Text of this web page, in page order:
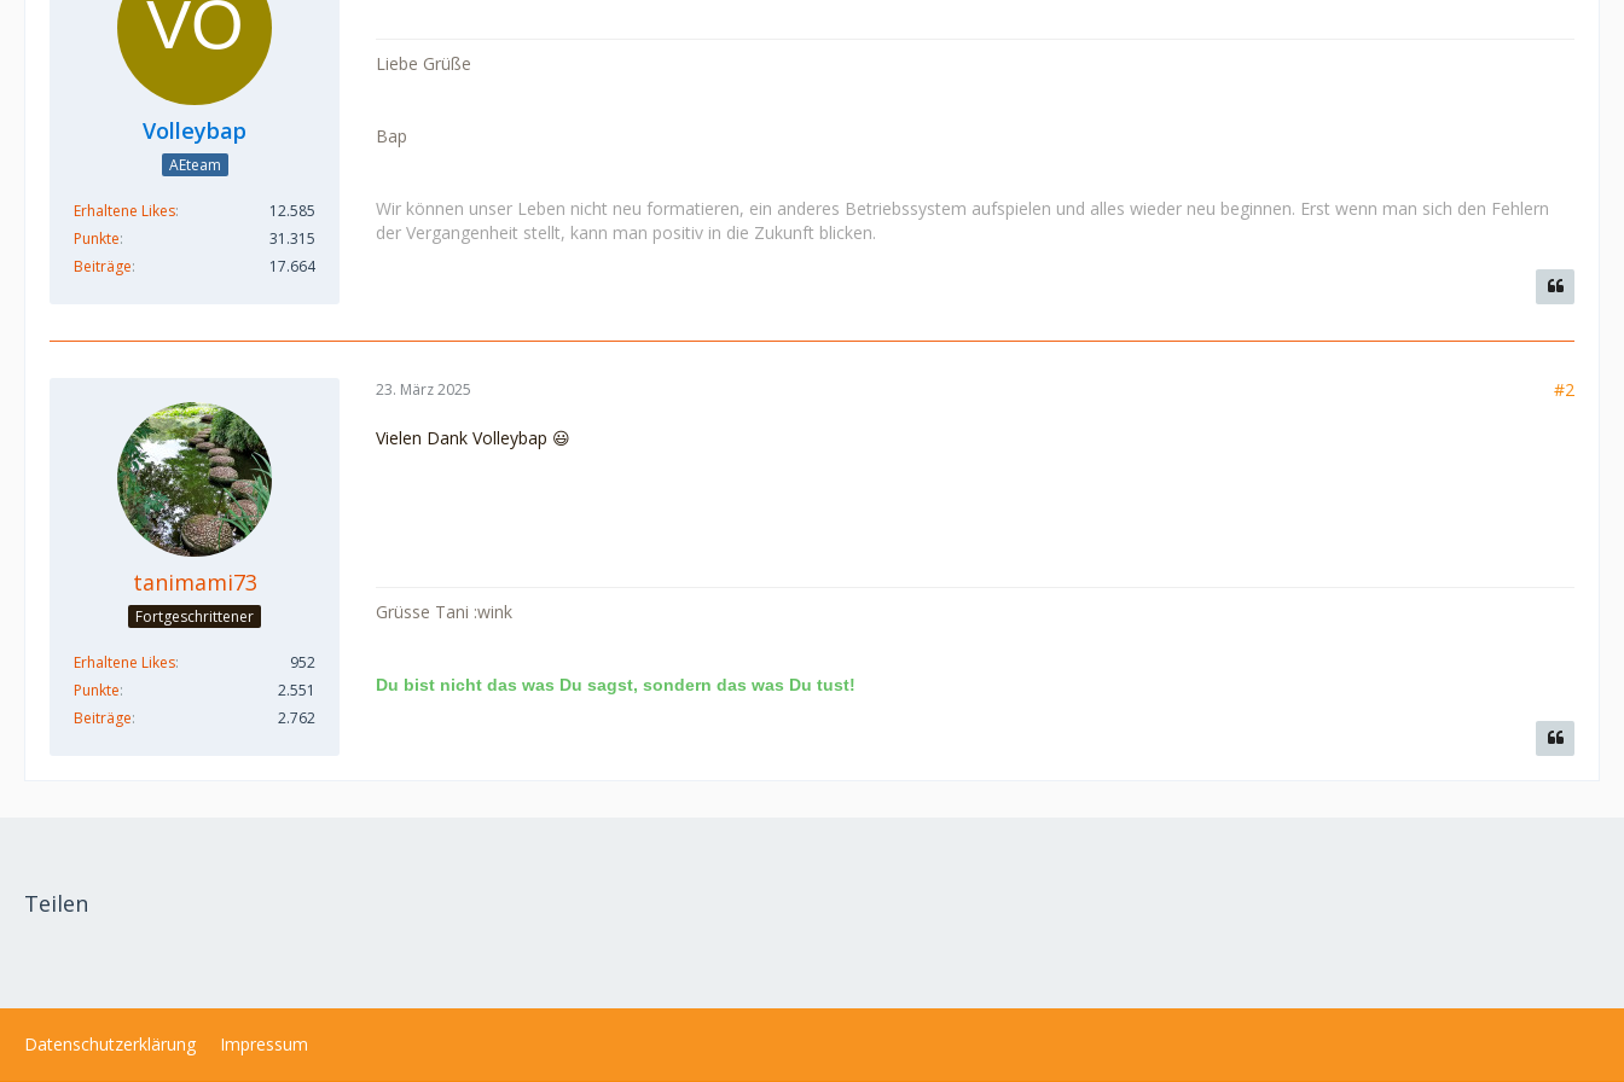
Volleybap
AEteam
Erhaltene Likes
12.585
Punkte
31.315
Beiträge
17.664
Liebe Grüße
Bap
Wir können unser Leben nicht neu formatieren, ein anderes Betriebssystem aufspielen und alles wieder neu beginnen. Erst wenn man sich den Fehlern
der Vergangenheit stellt, kann man positiv in die Zukunft blicken.
tanimami73
Fortgeschrittener
Erhaltene Likes
952
Punkte
2.551
Beiträge
2.762
23. März 2025 #2
Vielen Dank Volleybap 😃
Grüsse Tani :wink
Du bist nicht das was Du sagst, sondern das was Du tust!
Teilen
Datenschutzerklärung Impressum